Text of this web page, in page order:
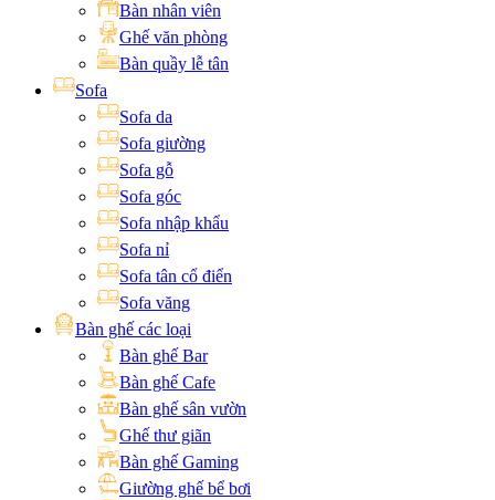
Bàn nhân viên
Ghế văn phòng
Bàn quầy lễ tân
Sofa
Sofa da
Sofa giường
Sofa gỗ
Sofa góc
Sofa nhập khẩu
Sofa nỉ
Sofa tân cổ điển
Sofa văng
Bàn ghế các loại
Bàn ghế Bar
Bàn ghế Cafe
Bàn ghế sân vườn
Ghế thư giãn
Bàn ghế Gaming
Giường ghế bể bơi